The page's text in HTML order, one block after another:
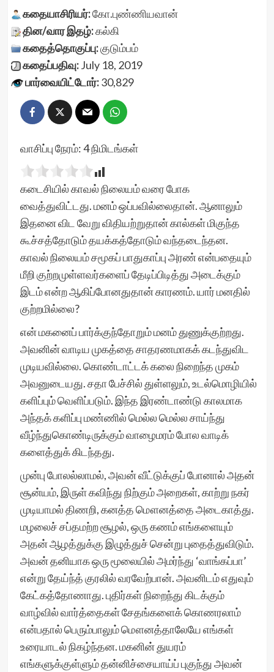
கதையாசிரியர்:கோ.புண்ணியவான்
தின/வார இதழ்:கல்கி
கதைத்தொகுப்பு:குடும்பம்
கதைப்பதிவு:July 18, 2019
பார்வையிட்டோர்:30,829
வாசிப்பு நேரம்:4நிமிடங்கள்
கடைசியில் காவல் நிலையம் வரை போக
வைத்துவிட்டது. மனம் ஒப்பவில்லைதான். ஆனாலும்
இதனை விட வேறு விதியற்றுதான் கால்கள் மிகுந்த
கூச்சத்தோடும் தயக்கத்தோடும் வந்தடைந்தன.
காவல் நிலையம் சமூகப் பாதுகாப்பு அரண் என்பதையும்
மீறி குற்றமுள்ளவர்களைப் தேடிப்பிடித்து அடைக்கும்
இடம் என்ற ஆகிப்போனதுதான் காரணம். யார் மனதில்
குற்றமில்லை?
என் மகனைப் பார்க்குந்தோறும் மனம் துணுக்குற்றது.
அவனின் வாடிய முகத்தை சாதரணமாகக் கடந்துவிட
முடியவில்லை. கொண்டாட்டக் கலை நிறைந்த முகம்
அவனுடையது. சதா பேச்சில் துள்ளலும், உடல்மொழியில்
களிப்பும் வெளிப்படும். இந்த இரண்டாண்டு காலமாக
அந்தக் களிப்பு மண்ணில் மெல்ல மெல்ல சாய்ந்து
வீழ்ந்துகொண்டிருக்கும் வாழைமரம் போல வாடிக்
களைத்துக் கிடந்தது.
முன்பு போலல்லாமல், அவன் வீட்டுக்குப் போனால் அதன்
சூன்யம், இருள் கவிந்து நிற்கும் அறைகள், காற்று நகர்
முடியாமல் திணறி, கனத்த மௌனத்தை அடைகாத்து.
மழலைச் சப்தமற்ற சூழல், ஒரு கணம் எங்களையும்
அதன் ஆழத்துக்கு இழுத்துச் சென்று புதைத்துவிடும்.
அவன் தனியாக ஒரு மூலையில் அமர்ந்து ‘வாங்கப்பா’
என்று தேய்ந்த் குரலில் வரவேற்பான். அவனிடம் எதுவும்
கேட்கத்தோணாது. புதிர்கள் நிறைந்து கிடக்கும்
வாழ்வில் வார்த்தைகள் சேதங்களைக் கொணரலாம்
என்பதால் பெரும்பாலும் மௌனத்தாலேயே எங்கள்
உரையாடல் நிகழ்ந்தன. மகனின் துயரம்
எங்களுக்குள்ளும் தன்னிச்சையாய்ப் புகுந்து அவன்